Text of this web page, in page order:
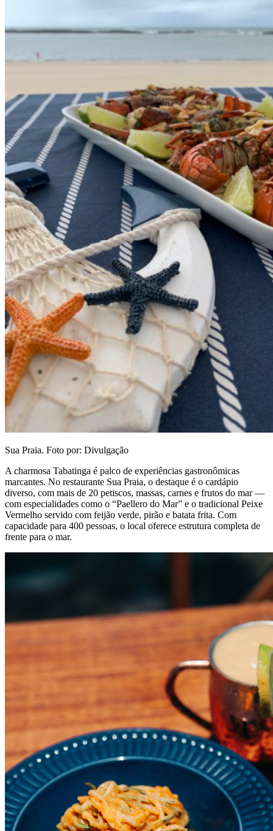
Sua Praia. Foto por: Divulgação
A charmosa Tabatinga é palco de experiências gastronômicas
marcantes. No restaurante Sua Praia, o destaque é o cardápio
diverso, com mais de 20 petiscos, massas, carnes e frutos do mar —
com especialidades como o “Paellero do Mar” e o tradicional Peixe
Vermelho servido com feijão verde, pirão e batata frita. Com
capacidade para 400 pessoas, o local oferece estrutura completa de
frente para o mar.